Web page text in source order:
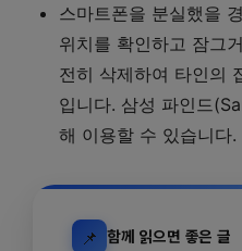
스마트폰을 분실했을
위치를 확인하고 잠그
전히 삭제하여 타인의
입니다. 삼성 파인드
해 이용할 수 있습니다.
📌 함께 읽으면 좋은 글